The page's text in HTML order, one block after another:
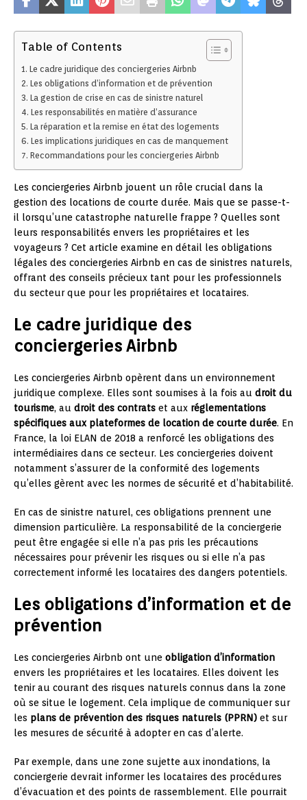
Table of Contents
Le cadre juridique des conciergeries Airbnb
Les obligations d’information et de prévention
La gestion de crise en cas de sinistre naturel
Les responsabilités en matière d’assurance
La réparation et la remise en état des logements
Les implications juridiques en cas de manquement
Recommandations pour les conciergeries Airbnb
Les conciergeries Airbnb jouent un rôle crucial dans la
gestion des locations de courte durée. Mais que se passe-t-
il lorsqu’une catastrophe naturelle frappe ? Quelles sont
leurs responsabilités envers les propriétaires et les
voyageurs ? Cet article examine en détail les obligations
légales des conciergeries Airbnb en cas de sinistres naturels,
offrant des conseils précieux tant pour les professionnels
du secteur que pour les propriétaires et locataires.
Le cadre juridique des
conciergeries Airbnb
Les conciergeries Airbnb opèrent dans un environnement
juridique complexe. Elles sont soumises à la fois au droit du
tourisme, au droit des contrats et aux réglementations
spécifiques aux plateformes de location de courte durée. En
France, la loi ELAN de 2018 a renforcé les obligations des
intermédiaires dans ce secteur. Les conciergeries doivent
notamment s’assurer de la conformité des logements
qu’elles gèrent avec les normes de sécurité et d’habitabilité.
En cas de sinistre naturel, ces obligations prennent une
dimension particulière. La responsabilité de la conciergerie
peut être engagée si elle n’a pas pris les précautions
nécessaires pour prévenir les risques ou si elle n’a pas
correctement informé les locataires des dangers potentiels.
Les obligations d’information et de
prévention
Les conciergeries Airbnb ont une obligation d’information
envers les propriétaires et les locataires. Elles doivent les
tenir au courant des risques naturels connus dans la zone
où se situe le logement. Cela implique de communiquer sur
les plans de prévention des risques naturels (PPRN) et sur
les mesures de sécurité à adopter en cas d’alerte.
Par exemple, dans une zone sujette aux inondations, la
conciergerie devrait informer les locataires des procédures
d’évacuation et des points de rassemblement. Elle pourrait